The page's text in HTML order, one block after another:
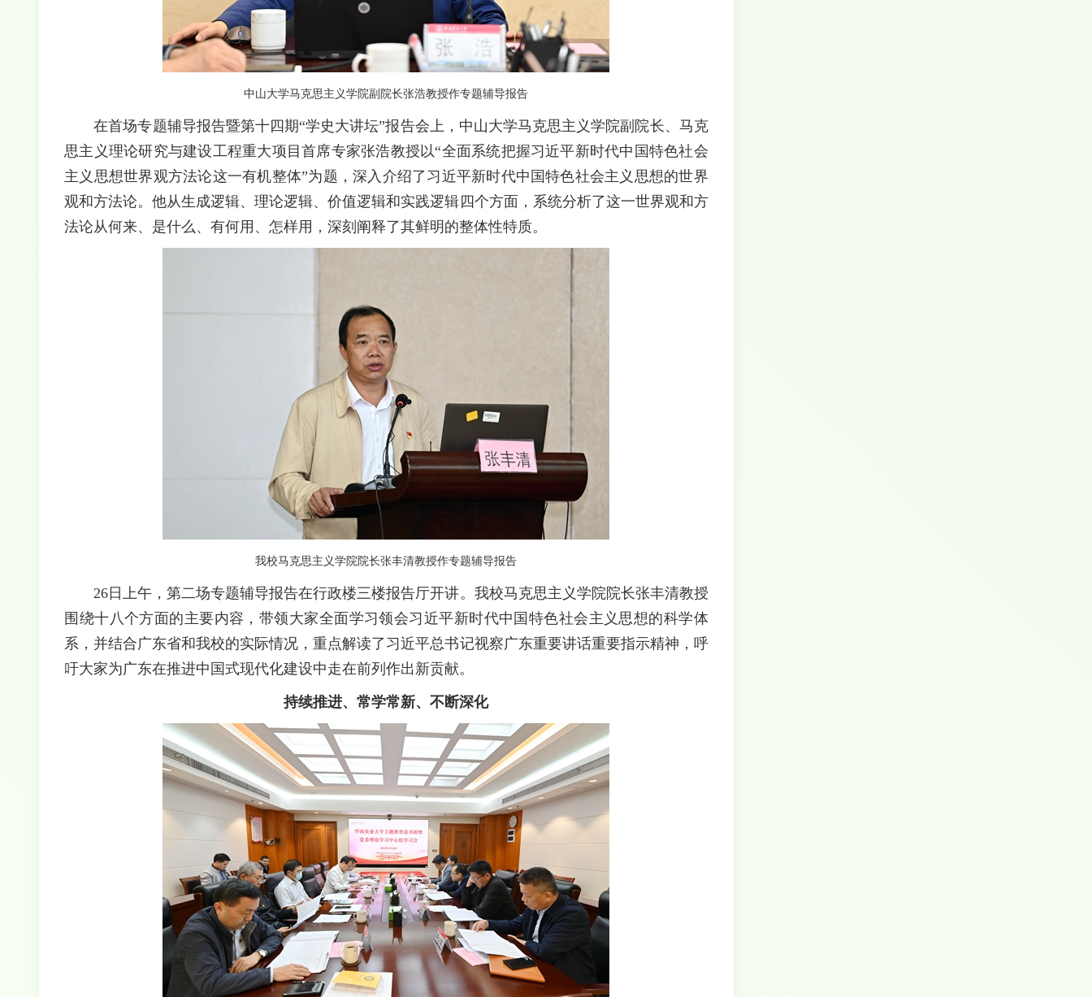
中山大学马克思主义学院副院长张浩教授作专题辅导报告
在首场专题辅导报告暨第十四期“学史大讲坛”报告会上，中山大学马克思主义学院副院长、马克
思主义理论研究与建设工程重大项目首席专家张浩教授以“全面系统把握习近平新时代中国特色社会
主义思想世界观方法论这一有机整体”为题，深入介绍了习近平新时代中国特色社会主义思想的世界
观和方法论。他从生成逻辑、理论逻辑、价值逻辑和实践逻辑四个方面，系统分析了这一世界观和方
法论从何来、是什么、有何用、怎样用，深刻阐释了其鲜明的整体性特质。
我校马克思主义学院院长张丰清教授作专题辅导报告
26日上午，第二场专题辅导报告在行政楼三楼报告厅开讲。我校马克思主义学院院长张丰清教授
围绕十八个方面的主要内容，带领大家全面学习领会习近平新时代中国特色社会主义思想的科学体
系，并结合广东省和我校的实际情况，重点解读了习近平总书记视察广东重要讲话重要指示精神，呼
吁大家为广东在推进中国式现代化建设中走在前列作出新贡献。
持续推进、常学常新、不断深化